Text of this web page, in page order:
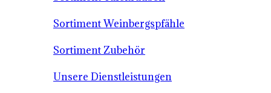
Sortiment Weinbergspfähle
Sortiment Zubehör
Unsere Dienstleistungen